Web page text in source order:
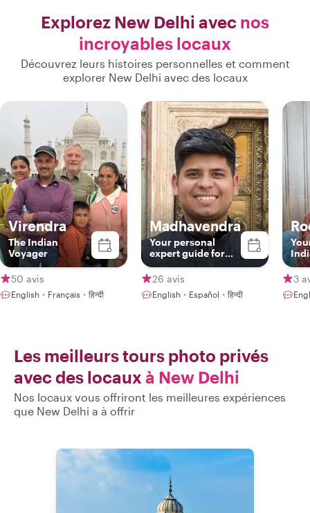
Explorez New Delhi avec nos
incroyables locaux
Découvrez leurs histoires personnelles et comment
explorer New Delhi avec des locaux
Virendra
The Indian
Voyager
50 avis
English・Français・हिन्दी
Madhavendra
Your personal
expert guide for
Delhi, Agra &
Jaipur!!
26 avis
English・Español・हिन्दी
3
Les meilleurs tours photo privés
avec des locaux à New Delhi
Nos locaux vous offriront les meilleures expériences
que New Delhi a à offrir